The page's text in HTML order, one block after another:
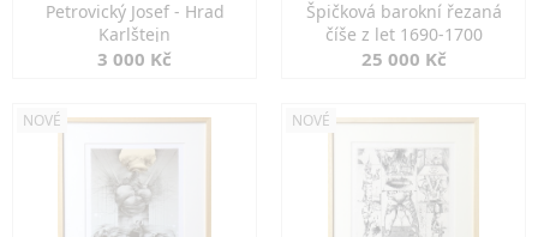
Petrovický Josef - Hrad
Karlštejn
3 000 Kč
Špičková barokní řezaná
číše z let 1690-1700
25 000 Kč
NOVÉ NOVÉ